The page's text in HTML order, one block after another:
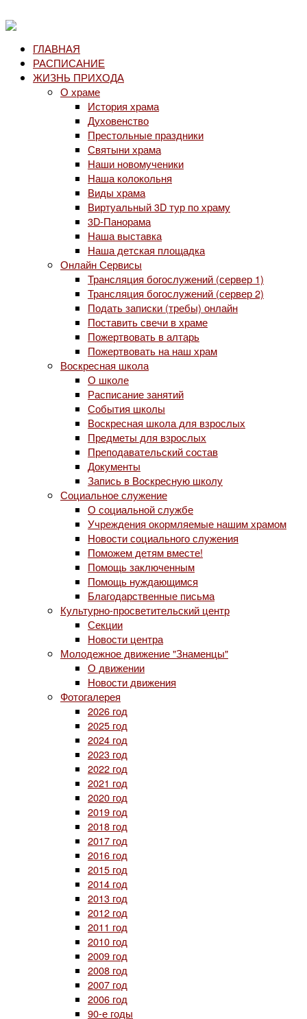
ГЛАВНАЯ
РАСПИСАНИЕ
ЖИЗНЬ ПРИХОДА
О храме
История храма
Духовенство
Престольные праздники
Святыни храма
Наши новомученики
Наша колокольня
Виды храма
Виртуальный 3D тур по храму
3D-Панорама
Наша выставка
Наша детская площадка
Онлайн Сервисы
Трансляция богослужений (сервер 1)
Трансляция богослужений (сервер 2)
Подать записки (требы) онлайн
Поставить свечи в храме
Пожертвовать в алтарь
Пожертвовать на наш храм
Воскресная школа
О школе
Расписание занятий
События школы
Воскресная школа для взрослых
Предметы для взрослых
Преподавательский состав
Документы
Запись в Воскресную школу
Социальное служение
О социальной службе
Учреждения окормляемые нашим храмом
Новости социального служения
Поможем детям вместе!
Помощь заключенным
Помощь нуждающимся
Благодарственные письма
Культурно-просветительский центр
Секции
Новости центра
Молодежное движение "Знаменцы"
О движении
Новости движения
Фотогалерея
2026 год
2025 год
2024 год
2023 год
2022 год
2021 год
2020 год
2019 год
2018 год
2017 год
2016 год
2015 год
2014 год
2013 год
2012 год
2011 год
2010 год
2009 год
2008 год
2007 год
2006 год
90-е годы